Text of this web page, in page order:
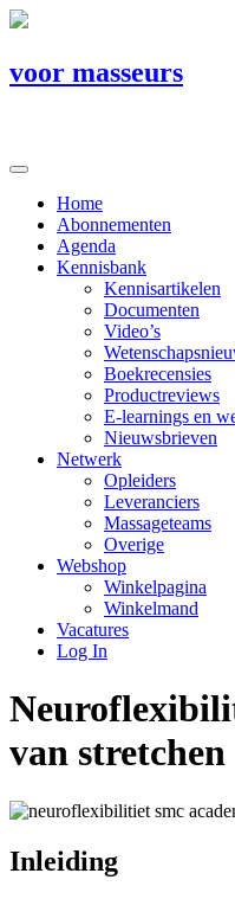
voor masseurs
Home
Abonnementen
Agenda
Kennisbank
Kennisartikelen
Documenten
Video’s
Boekrecensies
Productreviews
E-learnings en
Nieuwsbrieven
Netwerk
Opleiders
Leveranciers
Massageteams
Overige
Webshop
Winkelpagina
Winkelmand
Vacatures
Log In
van stretchen
Inleiding